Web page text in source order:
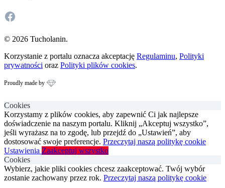
Facebook
© 2026 Tucholanin.
Korzystanie z portalu oznacza akceptację Regulaminu, Polityki
prywatności oraz Polityki plików cookies.
Proudly made by
Cookies
Korzystamy z plików cookies, aby zapewnić Ci jak najlepsze
doświadczenie na naszym portalu. Kliknij „Akceptuj wszystko”,
jeśli wyrażasz na to zgodę, lub przejdź do „Ustawień”, aby
dostosować swoje preferencje. Przeczytaj naszą politykę cookie
Ustawienia Zaakceptuj wszystko
Cookies
Wybierz, jakie pliki cookies chcesz zaakceptować. Twój wybór
zostanie zachowany przez rok. Przeczytaj naszą politykę cookie